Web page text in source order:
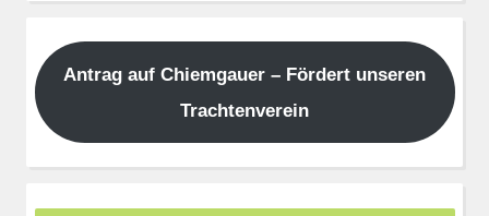
Antrag auf Chiemgauer – Fördert unseren
Trachtenverein